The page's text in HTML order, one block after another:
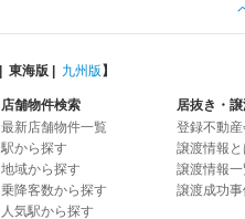
東海版 九州版 】
店舗物件検索
最新店舗物件一覧
駅から探す
地域から探す
乗降客数から探す
人気駅から探す
居抜き・
登録不動
譲渡情報
譲渡情報
譲渡成功